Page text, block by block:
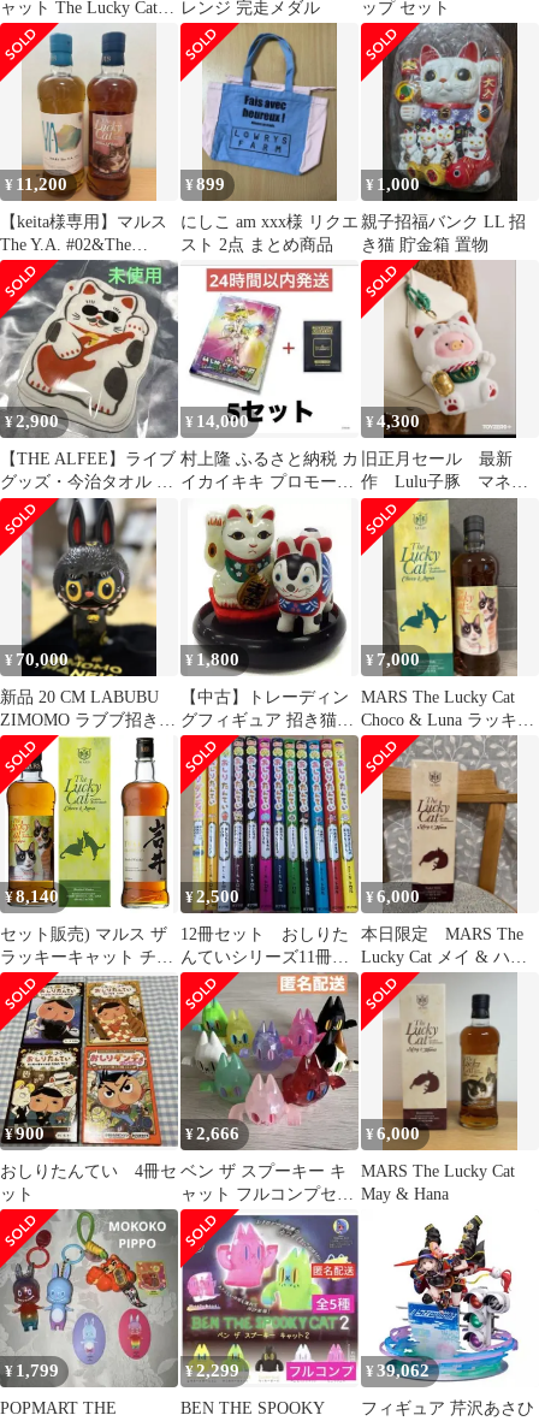
ャット The Lucky Cat
May & Luna
レンジ 完走メダル ップ セット
¥ 11,200
【keita様専用】マルス
The Y.A. #02&The
Lucky Cat
¥899
にしこ am xxx様 リクエ
スト 2点 まとめ商品
¥ 1,000
親子招福バンク LL 招
き猫 貯金箱 置物
¥2,900
【THE ALFEE】ライブ
グッズ・今治タオル 招
き猫 ハンドタオル 3枚
セット
¥ 14,000
村上隆 ふるさと納税 カ
イカイキキ プロモーシ
ョンカード トレカの世
界 5セット
¥4,300
旧正月セール 最新
作 Lulu子豚 マネキ
ンネコ キーホルダー
¥ 70,000
新品 20 CM LABUBU
ZIMOMO ラブブ招き猫
限定版
¥ 1,800
【中古】トレーディン
グフィギュア 招き猫と
犬張子 「日本のお土産
～伝統文化コレクショ
ン～」 THE STUDY
ROOM羽田空港店限定
¥ 7,000
MARS The Lucky Cat
Choco & Luna ラッキー
キャット
¥8,140
セット販売) マルス ザ
ラッキーキャット チョ
コ＆ルナ ALC43%
700ML & 岩井 トラディ
ション ALC40% 750ML
¥2,500
12冊セット おしりた
んていシリーズ11冊＋
おしりダンディ
¥6,000
本日限定 MARS The
Lucky Cat メイ & ハナ
700ml
¥900
おしりたんてい 4冊セ
ット
¥2,666
ベン ザ スプーキー キ
ャット フルコンプセッ
ト
¥6,000
MARS The Lucky Cat
May & Hana
¥ 1,799
POPMART THE
¥2,299
BEN THE SPOOKY
¥ 39,062
フィギュア 芹沢あさひ